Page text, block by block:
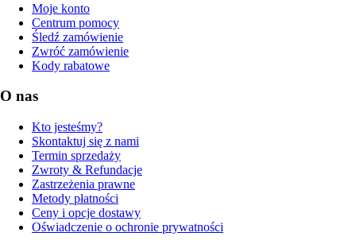
Moje konto
Centrum pomocy
Śledź zamówienie
Zwróć zamówienie
Kody rabatowe
O nas
Kto jesteśmy?
Skontaktuj się z nami
Termin sprzedaży
Zwroty & Refundacje
Zastrzeżenia prawne
Metody płatności
Ceny i opcje dostawy
Oświadczenie o ochronie prywatności